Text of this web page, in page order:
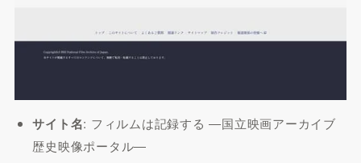
サイト名: フィルムは記録する ―国立映画アーカイブ
歴史映像ポータル―